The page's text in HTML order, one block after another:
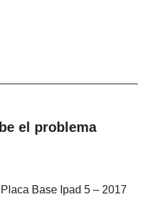
el problema
Base Ipad 5 – 2017